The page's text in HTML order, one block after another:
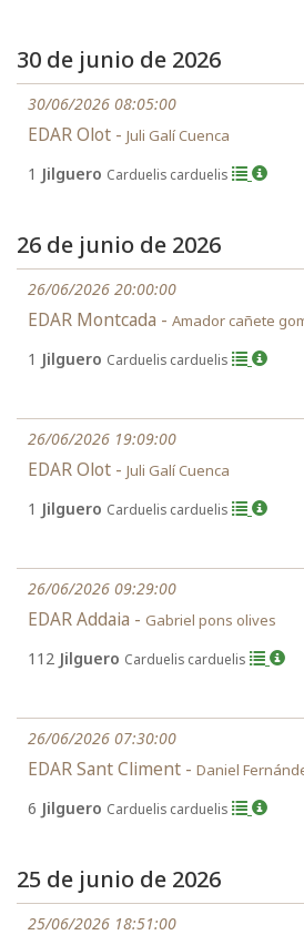
30 de junio de 2026
30/06/2026 08:05:00
EDAR Olot - Juli Galí Cuenca
1 Jilguero Carduelis carduelis
26 de junio de 2026
26/06/2026 20:00:00
EDAR Montcada - Amador cañete
1 Jilguero Carduelis carduelis
26/06/2026 19:09:00
EDAR Olot - Juli Galí Cuenca
1 Jilguero Carduelis carduelis
26/06/2026 09:29:00
EDAR Addaia - Gabriel pons olives
112 Jilguero Carduelis carduelis
26/06/2026 07:30:00
EDAR Sant Climent - Daniel
6 Jilguero Carduelis carduelis
25 de junio de 2026
25/06/2026 18:51:00